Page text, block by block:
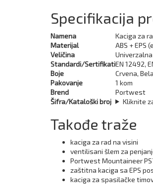
Specifikacija
Namena
Kaciga za
Materijal
ABS + EPS
Veličina
Standardi/SertifikatiEN 12492,
Boje
Crvena, Bela
Pakovanje
1 kom
Brend
Portwest
Šifra/Kataloški broj
Kliknite
Takođe traže
kaciga za rad na visini
ventilisani šlem za
Portwest Mountaineer
zaštitna kaciga sa EPS
kaciga za spasilačke